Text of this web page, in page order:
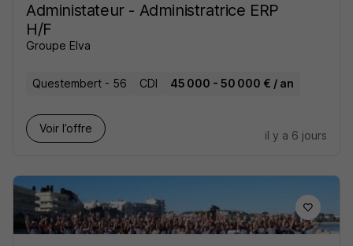
Administateur - Administratrice ERP
H/F
Groupe Elva
Questembert - 56 CDI 45 000 - 50 000 € / an
Voir l’offre
il y a 6 jours